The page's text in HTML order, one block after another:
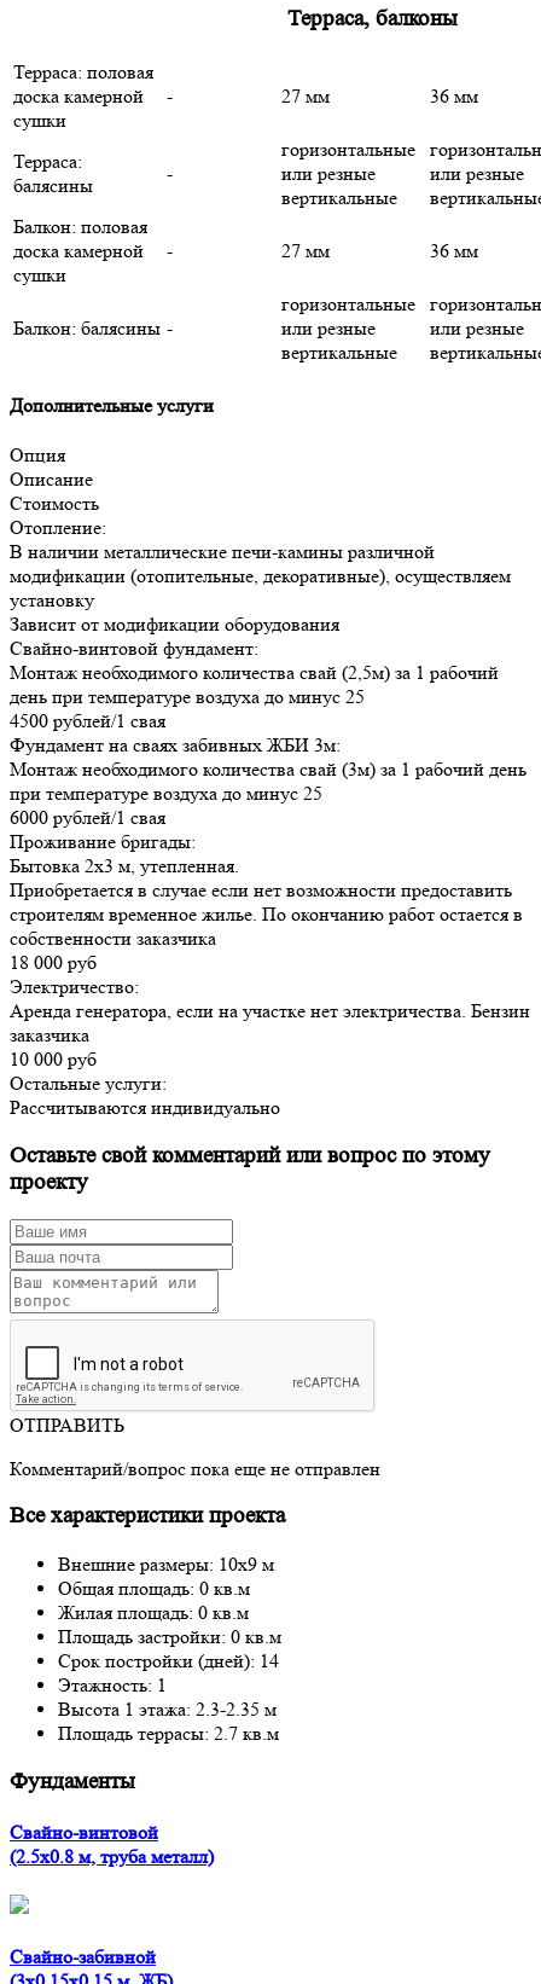
Терраса, балконы
Терраса: половая
доска камерной
сушки
- 27 мм 36 мм
Терраса:
балясины
-
горизонтальные
или резные
вертикальные
или резные
Балкон: половая
доска камерной
сушки
- 27 мм 36 мм
Балкон: балясины -
горизонтальные
или резные
вертикальные
или резные
Дополнительные услуги
Опция
Описание
Стоимость
Отопление:
В наличии металлические печи-камины различной
модификации (отопительные, декоративные), осуществляем
установку
Зависит от модификации оборудования
Свайно-винтовой фундамент:
Монтаж необходимого количества свай (2,5м) за 1 рабочий
день при температуре воздуха до минус 25
4500 рублей/1 свая
Фундамент на сваях забивных ЖБИ 3м:
Монтаж необходимого количества свай (3м) за 1 рабочий день
при температуре воздуха до минус 25
6000 рублей/1 свая
Проживание бригады:
Бытовка 2х3 м, утепленная.
Приобретается в случае если нет возможности предоставить
строителям временное жилье. По окончанию работ остается в
собственности заказчика
18 000 руб
Электричество:
Аренда генератора, если на участке нет электричества. Бензин
заказчика
10 000 руб
Остальные услуги:
Рассчитываются индивидуально
Оставьте свой комментарий или вопрос по этому
проекту
ОТПРАВИТЬ
Комментарий/вопрос пока еще не отправлен
Все характеристики проекта
Внешние размеры: 10x9 м
Общая площадь: 0 кв.м
Жилая площадь: 0 кв.м
Площадь застройки: 0 кв.м
Срок постройки (дней): 14
Этажность: 1
Высота 1 этажа: 2.3-2.35 м
Площадь террасы: 2.7 кв.м
Фундаменты
Свайно-винтовой
(2.5x0.8 м, труба металл)
Свайно-забивной